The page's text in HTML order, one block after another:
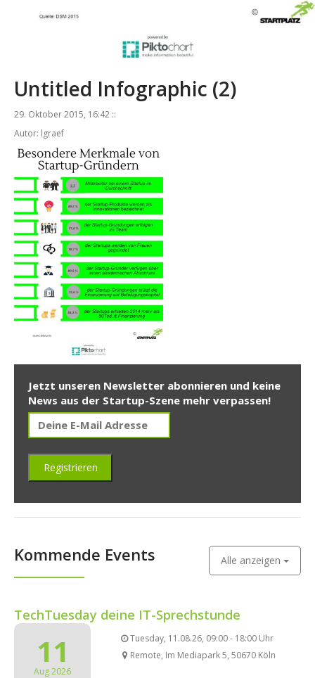
Untitled Infographic (2)
29. Oktober 2015, 16:42 ::
Autor: lgraef
Jetzt unseren Newsletter abonnieren und keine
News aus der Startup-Szene mehr verpassen!
Kommende Events Alle anzeigen
TechTuesday deine IT-Sprechstunde
11
Aug 2026
Tuesday, 11.08.26, 09:00 - 18:00 Uhr
Remote, Im Mediapark 5, 50670 Köln